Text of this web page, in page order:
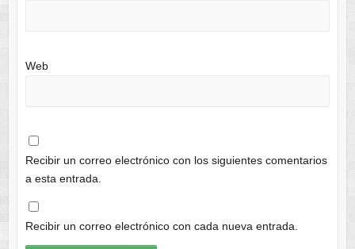
Web
Recibir un correo electrónico con los siguientes comentarios
a esta entrada.
Recibir un correo electrónico con cada nueva entrada.